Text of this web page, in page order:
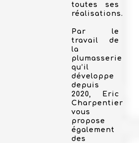
toutes ses
réalisations.
Par le
travail de
la
plumasserie
qu’il
développe
depuis
2020, Eric
Charpentier
vous
propose
également
des